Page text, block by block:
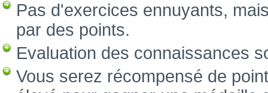
Pas d'exercices ennuyants,
par des points.
Evaluation des connaissances
Vous serez récompensé de